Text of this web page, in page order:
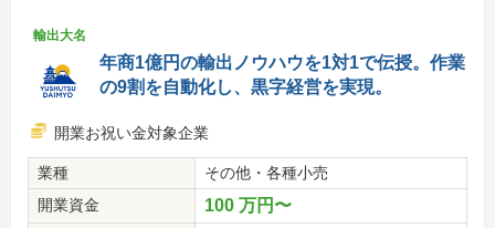
輸出大名
年商1億円の輸出ノウハウを1対1で伝授。作業
の9割を自動化し、黒字経営を実現。
開業お祝い金対象企業
業種
その他・各種小売
開業資金
100 万円〜